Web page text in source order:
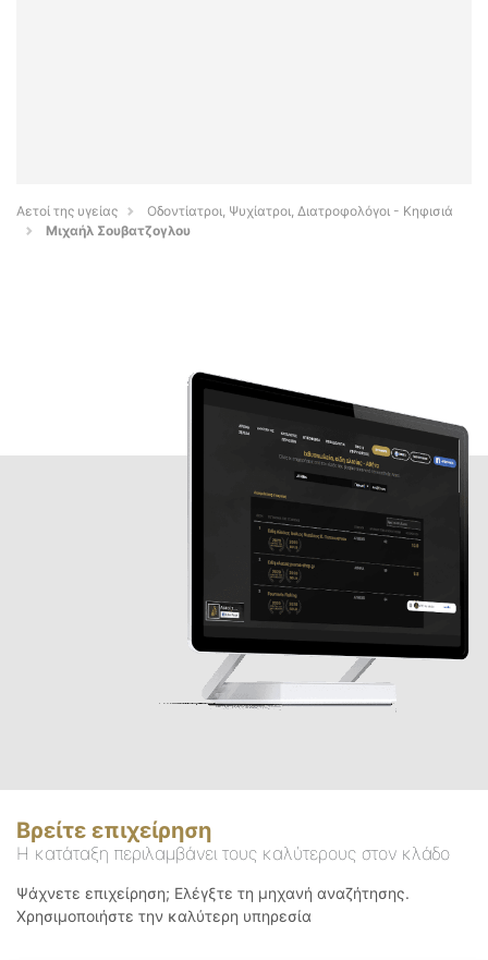
Αετοί της υγείας
Οδοντίατροι, Ψυχίατροι, Διατροφολόγοι - Κηφισιά
Μιχαήλ Σουβατζογλου
Βρείτε επιχείρηση
Η κατάταξη περιλαμβάνει τους καλύτερους στον κλάδο
Ψάχνετε επιχείρηση; Ελέγξτε τη μηχανή αναζήτησης.
Χρησιμοποιήστε την καλύτερη υπηρεσία